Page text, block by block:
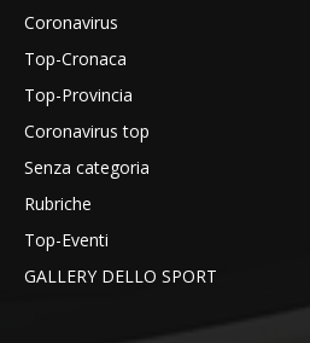
Coronavirus
Top-Cronaca
Top-Provincia
Coronavirus top
Senza categoria
Rubriche
Top-Eventi
GALLERY DELLO SPORT